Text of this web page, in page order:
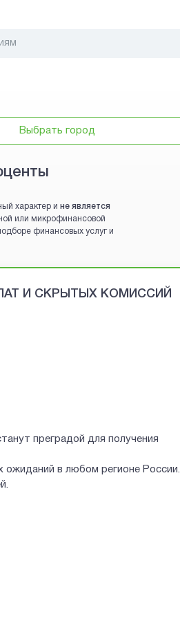
Выбрать город
характер и не является
или микрофинансовой
финансовых услуг и
И СКРЫТЫХ КОМИССИЙ
преградой для получения
ожиданий в любом регионе России.